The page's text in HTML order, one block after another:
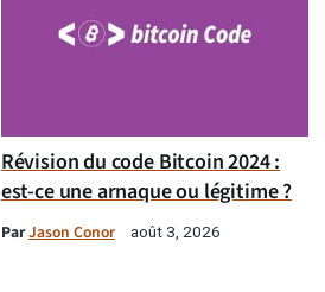
Révision du code Bitcoin 2024 :
est-ce une arnaque ou légitime ?
ParJason Conor août 3, 2026